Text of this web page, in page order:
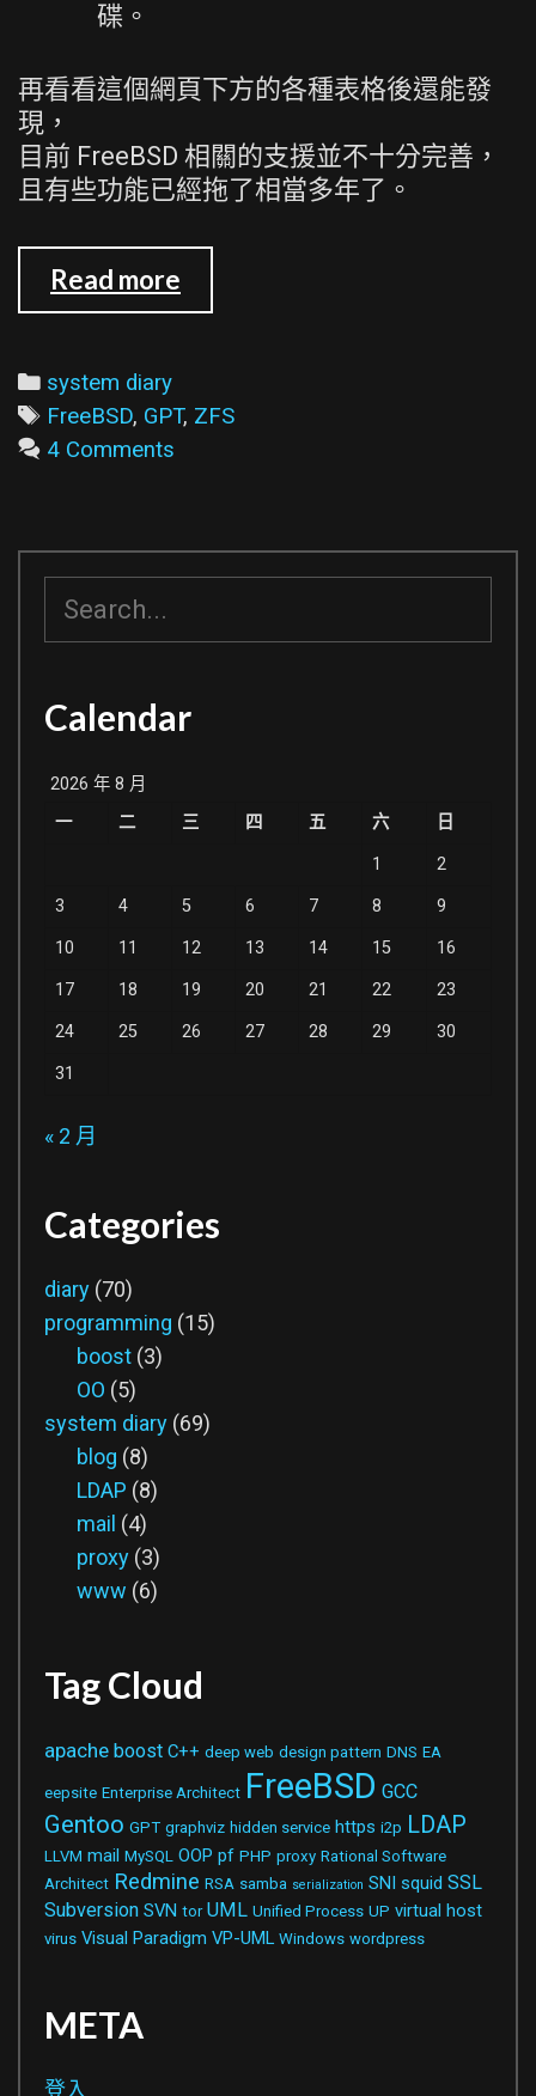
碟。
再看看這個網頁下方的各種表格後還能發
現，
目前 FreeBSD 相關的支援並不十分完善，
且有些功能已經拖了相當多年了。
Read more
FreeBSD
接
2TB
以
的
碟
Categories
system diary
Tags
FreeBSD, GPT, ZFS
4 Comments
Calendar
2026 年 8 月
一
二 三 四 五 六 日
1 2
3 4 5 6 7 8 9
10 11 12 13 14 15 16
17 18 19 20 21 22 23
24 25 26 27 28 29 30
31
« 2 月
Categories
diary (70)
programming (15)
boost (3)
OO (5)
system diary (69)
blog (8)
LDAP (8)
mail (4)
proxy (3)
www (6)
Tag Cloud
apache boost C++ deep web design pattern DNS EA
eepsite Enterprise Architect FreeBSD GCC
Gentoo GPT graphviz hidden service https i2p LDAP
LLVM mail MySQL OOP pf PHP proxy Rational Software
Architect Redmine RSA samba serialization SNI squid SSL
Subversion SVN tor UML Unified Process UP virtual host
virus Visual Paradigm VP-UML Windows wordpress
META
登入